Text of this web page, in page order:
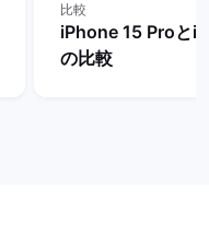
比較
iPhone 15 Proと
の比較